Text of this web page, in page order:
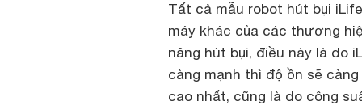
Tất cả mẫu robot hút bụi
máy khác của các thương
năng hút bụi, điều này là do
càng mạnh thì độ ồn sẽ
cao nhất, cũng là do công